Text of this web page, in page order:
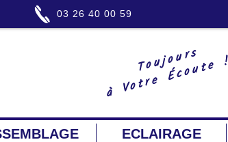
03 26 40 00 59
Toujours
à Votre Écoute !
ECLAIRAGE